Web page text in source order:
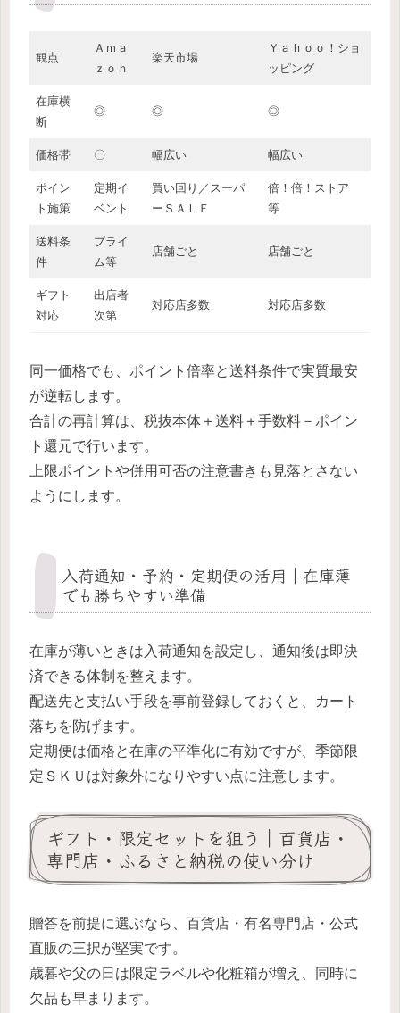
観点
Ａｍａ
ｚｏｎ
楽天市場
Ｙａｈｏｏ！ショ
ッピング
在庫横
断
◎ ◎ ◎
価格帯 〇 幅広い 幅広い
ポイン
ト施策
定期イ
ベント
買い回り／スーパ
ーＳＡＬＥ
倍！倍！ストア
等
送料条
件
プライ
ム等
店舗ごと 店舗ごと
ギフト
対応
出店者
次第
対応店多数 対応店多数
同一価格でも、ポイント倍率と送料条件で実質最安
が逆転します。
合計の再計算は、税抜本体＋送料＋手数料－ポイン
ト還元で行います。
上限ポイントや併用可否の注意書きも見落とさない
ようにします。
入荷通知・予約・定期便の活用｜在庫薄
でも勝ちやすい準備
在庫が薄いときは入荷通知を設定し、通知後は即決
済できる体制を整えます。
配送先と支払い手段を事前登録しておくと、カート
落ちを防げます。
定期便は価格と在庫の平準化に有効ですが、季節限
定ＳＫＵは対象外になりやすい点に注意します。
ギフト・限定セットを狙う｜百貨店・
専門店・ふるさと納税の使い分け
贈答を前提に選ぶなら、百貨店・有名専門店・公式
直販の三択が堅実です。
歳暮や父の日は限定ラベルや化粧箱が増え、同時に
欠品も早まります。